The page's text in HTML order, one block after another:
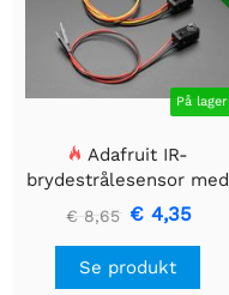
På lager
Adafruit IR-
brydestrålesensor med
premium ledningsstuds
- 5 mm LED'er
€ 8,65 € 4,35
Se produkt